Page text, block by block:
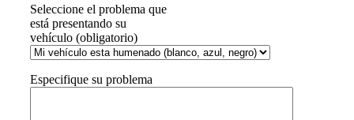
Seleccione el problema que
está presentando su
vehículo (obligatorio)
Especifique su problema